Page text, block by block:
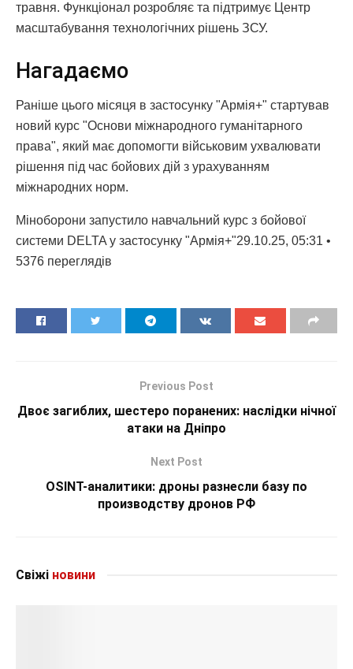
травня. Функціонал розробляє та підтримує Центр
масштабування технологічних рішень ЗСУ.
Нагадаємо
Раніше цього місяця в застосунку "Армія+" стартував
новий курс "Основи міжнародного гуманітарного
права", який має допомогти військовим ухвалювати
рішення під час бойових дій з урахуванням
міжнародних норм.
Міноборони запустило навчальний курс з бойової
системи DELTA у застосунку "Армія+"29.10.25, 05:31 •
5376 переглядiв
Previous Post
Двоє загиблих, шестеро поранених: наслідки нічної
атаки на Дніпро
Next Post
OSINT-аналитики: дроны разнесли базу по
производству дронов РФ
Свіжі новини